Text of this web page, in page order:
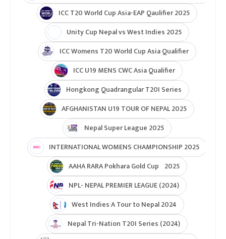
ICC T20 World Cup Asia-EAP Qaulifier 2025
Unity Cup Nepal vs West Indies 2025
ICC Womens T20 World Cup Asia Qualifier
ICC U19 MENS CWC Asia Qualifier
Hongkong Quadrangular T20I Series
AFGHANISTAN U19 TOUR OF NEPAL 2025
Nepal Super League 2025
INTERNATIONAL WOMENS CHAMPIONSHIP 2025
AAHA RARA Pokhara Gold Cup 2025
NPL- NEPAL PREMIER LEAGUE (2024)
West Indies A Tour to Nepal 2024
Nepal Tri-Nation T20I Series (2024)